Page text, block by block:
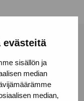
evästeitä
sisällön ja
median
median,